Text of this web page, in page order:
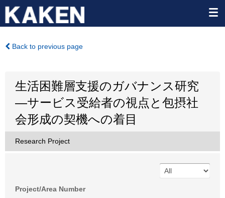
Back to previous page
生活困難層支援のガバナンス研究
―サービス受給者の視点と包摂社
会形成の契機への着目
Research Project
Project/Area Number